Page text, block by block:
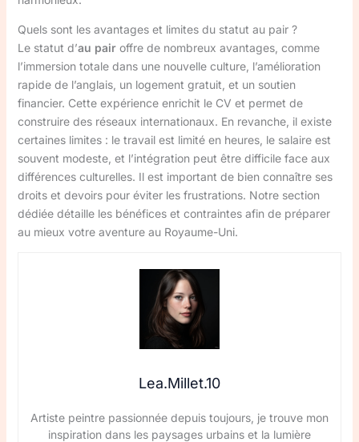
Quels sont les avantages et limites du statut au pair ?
Le statut d’au pairoffre de nombreux avantages, comme
l’immersion totale dans une nouvelle culture, l’amélioration
rapide de l’anglais, un logement gratuit, et un soutien
financier. Cette expérience enrichit le CV et permet de
construire des réseaux internationaux. En revanche, il existe
certaines limites : le travail est limité en heures, le salaire est
souvent modeste, et l’intégration peut être difficile face aux
différences culturelles. Il est important de bien connaître ses
droits et devoirs pour éviter les frustrations. Notre section
dédiée détaille les bénéfices et contraintes afin de préparer
au mieux votre aventure au Royaume-Uni.
Lea.Millet.10
Artiste peintre passionnée depuis toujours, je trouve mon
inspiration dans les paysages urbains et la lumière